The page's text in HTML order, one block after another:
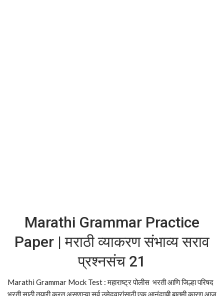
Marathi Grammar Practice
Paper | मराठी व्याकरण संभाव्य सराव
प्रश्नसंच 21
Marathi Grammar Mock Test : महाराष्ट्र पोलीस भरती आणि जिल्हा परिषद
भरती साठी तयारी करत असणाऱ्या सर्व उमेदवारांसाठी एक आनंदाची बातमी कारण आज